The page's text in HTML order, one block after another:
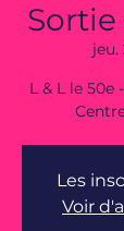
jeu.
L & L le 50e
Les
Voir